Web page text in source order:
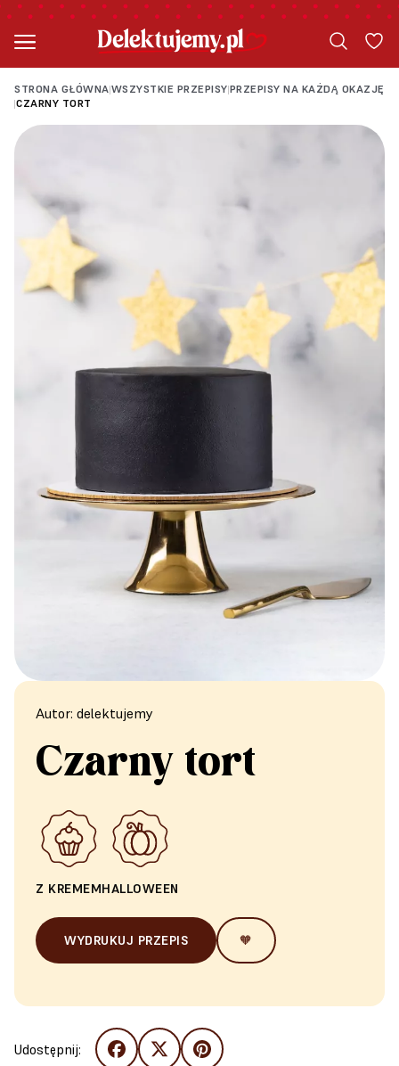
STRONA GŁÓWNA|WSZYSTKIE PRZEPISY|PRZEPISY NA KAŻDĄ OKAZJĘ
|CZARNY TORT
Autor: delektujemy
Czarny tort
Z KREMEMHALLOWEEN
WYDRUKUJ PRZEPIS 🧡
Udostępnij: